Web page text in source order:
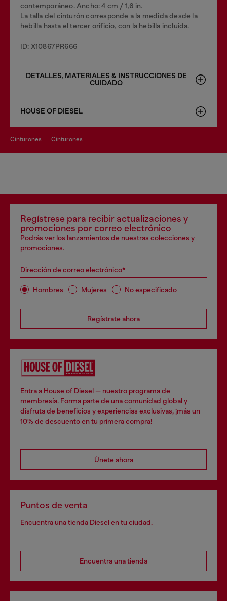
contemporáneo. Ancho: 4 cm / 1,6 in.
La talla del cinturón corresponde a la medida desde la
hebilla hasta el tercer orificio, con la hebilla incluida.
ID: X10867PR666
DETALLES, MATERIALES & INSTRUCCIONES DE
CUIDADO
HOUSE OF DIESEL
cinturones cinturones
Regístrese para recibir actualizaciones y
promociones por correo electrónico
Podrás ver los lanzamientos de nuestras colecciones y
promociones.
Dirección de correo electrónico*
Hombres Mujeres No especificado
Regístrate ahora
Entra a House of Diesel — nuestro programa de
membresía. Forma parte de una comunidad global y
disfruta de beneficios y experiencias exclusivas, ¡más un
10% de descuento en tu primera compra!
Únete ahora
Puntos de venta
Encuentra una tienda Diesel en tu ciudad.
Encuentra una tienda